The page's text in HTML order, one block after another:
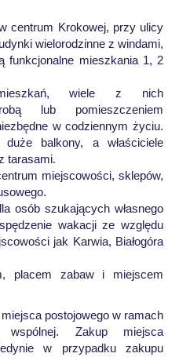
centrum Krokowej, przy ulicy
wielorodzinne z windami,
funkcjonalne mieszkania 1, 2
mieszkań, wiele z nich
lub pomieszczeniem
w codziennym życiu.
balkony, a właściciele
tarasami.
miejscowości, sklepów,
osób szukających własnego
wakacji ze względu
jak Karwia, Białogóra
placem zabaw i miejscem
postojowego w ramach
wspólnej. Zakup miejsca
w przypadku zakupu